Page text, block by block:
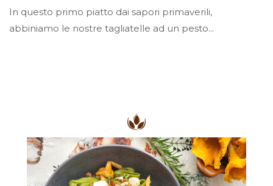
In questo primo piatto dai sapori primaverili,
abbiniamo le nostre tagliatelle ad un pesto...